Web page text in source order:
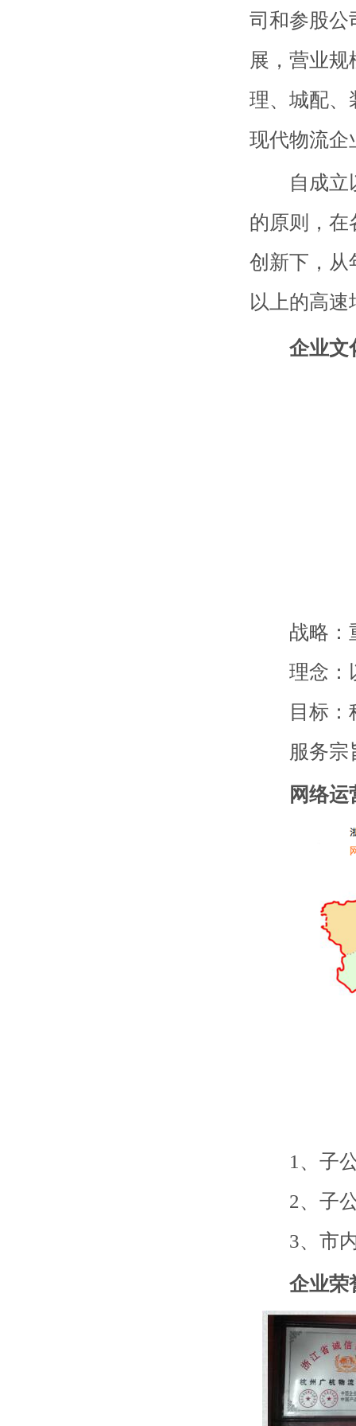
司和参股公
展，营业
理、城配、
现代物流企
自成立以
的原则，在
创新下，从
以上的高速
企业文
战略：重
理念：以
目标：科
服务宗旨
网络运
1、子公
2、子公
3、市内
企业荣